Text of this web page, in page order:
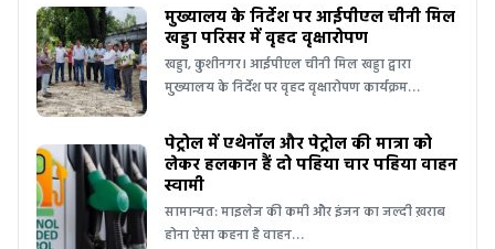
मुख्यालय के निर्देश पर आईपीएल चीनी मिल
खड्डा परिसर में वृहद वृक्षारोपण
खड्डा, कुशीनगर। आईपीएल चीनी मिल खड्डा द्वारा
मुख्यालय के निर्देश पर वृहद वृक्षारोपण कार्यक्रम…
पेट्रोल में एथेनॉल और पेट्रोल की मात्रा को
लेकर हलकान हैं दो पहिया चार पहिया वाहन
स्वामी
सामान्यत: माइलेज की कमी और इंजन का जल्दी ख़राब
होना ऐसा कहना है वाहन…